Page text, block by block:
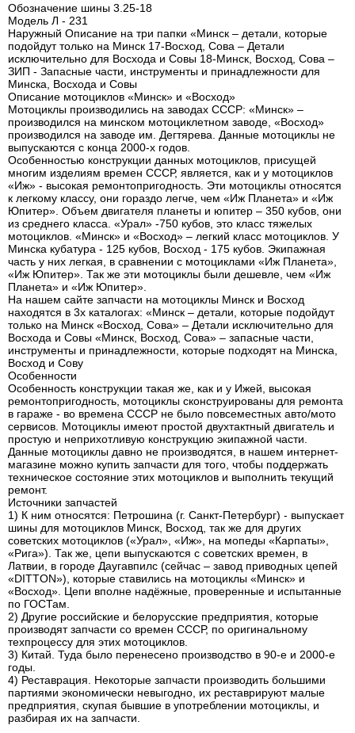
Обозначение шины 3.25-18
Модель Л - 231
Наружный Описание на три папки «Минск – детали, которые
подойдут только на Минск 17-Восход, Сова – Детали
исключительно для Восхода и Совы 18-Минск, Восход, Сова –
ЗИП - Запасные части, инструменты и принадлежности для
Минска, Восхода и Совы
Описание мотоциклов «Минск» и «Восход»
Мотоциклы производились на заводах СССР: «Минск» –
производился на минском мотоциклетном заводе, «Восход»
производился на заводе им. Дегтярева. Данные мотоциклы не
выпускаются с конца 2000-х годов.
Особенностью конструкции данных мотоциклов, присущей
многим изделиям времен СССР, является, как и у мотоциклов
«Иж» - высокая ремонтопригодность. Эти мотоциклы относятся
к легкому классу, они гораздо легче, чем «Иж Планета» и «Иж
Юпитер». Объем двигателя планеты и юпитер – 350 кубов, они
из среднего класса. «Урал» -750 кубов, это класс тяжелых
мотоциклов. «Минск» и «Восход» – легкий класс мотоциклов. У
Минска кубатура - 125 кубов, Восход - 175 кубов. Экипажная
часть у них легкая, в сравнении с мотоциклами «Иж Планета»,
«Иж Юпитер». Так же эти мотоциклы были дешевле, чем «Иж
Планета» и «Иж Юпитер».
На нашем сайте запчасти на мотоциклы Минск и Восход
находятся в 3х каталогах: «Минск – детали, которые подойдут
только на Минск «Восход, Сова» – Детали исключительно для
Восхода и Совы «Минск, Восход, Сова» – запасные части,
инструменты и принадлежности, которые подходят на Минска,
Восход и Сову
Особенности
Особенность конструкции такая же, как и у Ижей, высокая
ремонтопригодность, мотоциклы сконструированы для ремонта
в гараже - во времена СССР не было повсеместных авто/мото
сервисов. Мотоциклы имеют простой двухтактный двигатель и
простую и неприхотливую конструкцию экипажной части.
Данные мотоциклы давно не производятся, в нашем интернет-
магазине можно купить запчасти для того, чтобы поддержать
техническое состояние этих мотоциклов и выполнить текущий
ремонт.
Источники запчастей
1) К ним относятся: Петрошина (г. Санкт-Петербург) - выпускает
шины для мотоциклов Минск, Восход, так же для других
советских мотоциклов («Урал», «Иж», на мопеды «Карпаты»,
«Рига»). Так же, цепи выпускаются с советских времен, в
Латвии, в городе Даугавпилс (сейчас – завод приводных цепей
«DITTON»), которые ставились на мотоциклы «Минск» и
«Восход». Цепи вполне надёжные, проверенные и испытанные
по ГОСТам.
2) Другие российские и белорусские предприятия, которые
производят запчасти со времен СССР, по оригинальному
техпроцессу для этих мотоциклов.
3) Китай. Туда было перенесено производство в 90-е и 2000-е
годы.
4) Реставрация. Некоторые запчасти производить большими
партиями экономически невыгодно, их реставрируют малые
предприятия, скупая бывшие в употреблении мотоциклы, и
разбирая их на запчасти.